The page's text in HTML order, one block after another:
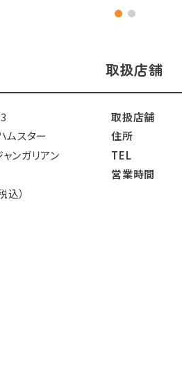
ムスター
ンガリアン
込）
取扱店舗
取扱店舗
住所
TEL
営業時間